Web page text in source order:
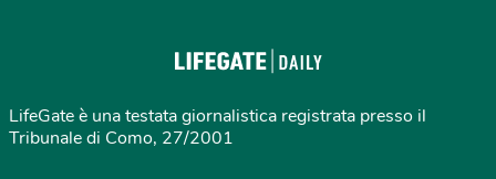
LifeGate è una testata giornalistica registrata presso il
Tribunale di Como, 27/2001